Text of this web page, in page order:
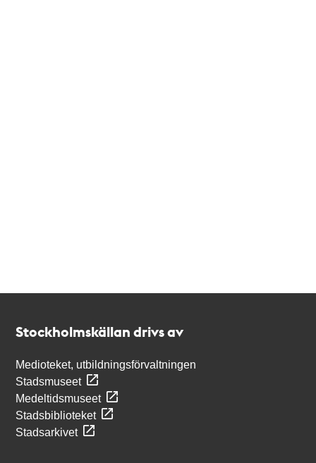
Stockholmskällan drivs av
Medioteket, utbildningsförvaltningen
Stadsmuseet
Medeltidsmuseet
Stadsbiblioteket
Stadsarkivet